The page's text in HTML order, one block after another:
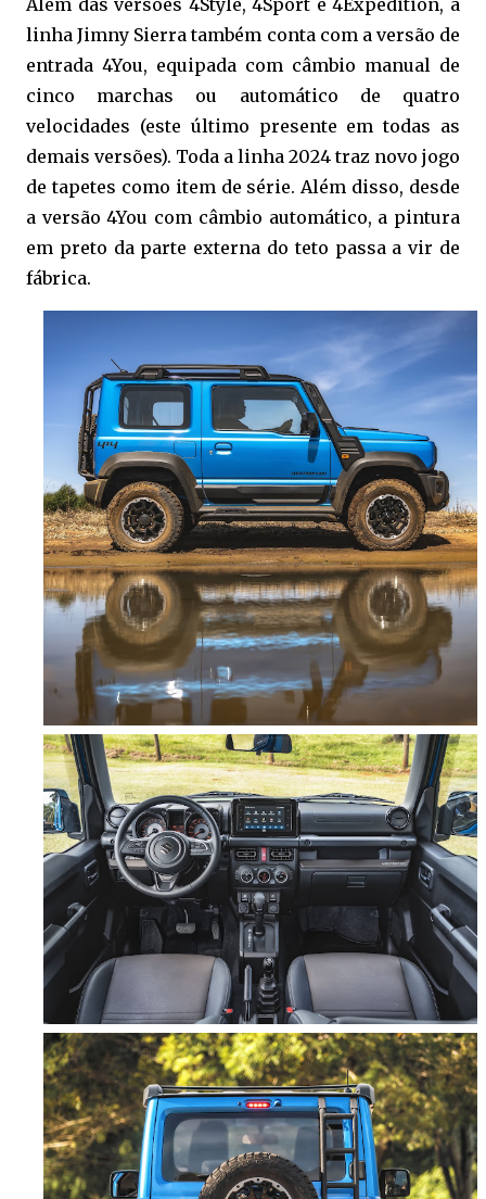
linha Jimny Sierra também conta com a versão de
entrada 4You, equipada com câmbio manual de
cinco marchas ou automático de quatro
velocidades (este último presente em todas as
demais versões). Toda a linha 2024 traz novo jogo
de tapetes como item de série. Além disso, desde
a versão 4You com câmbio automático, a pintura
em preto da parte externa do teto passa a vir de
fábrica.